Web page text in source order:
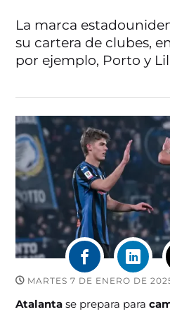
La marca
su cartera de clubes,
por ejemplo, Porto y
MARTES 7 DE ENERO DE
Atalantase prepara para